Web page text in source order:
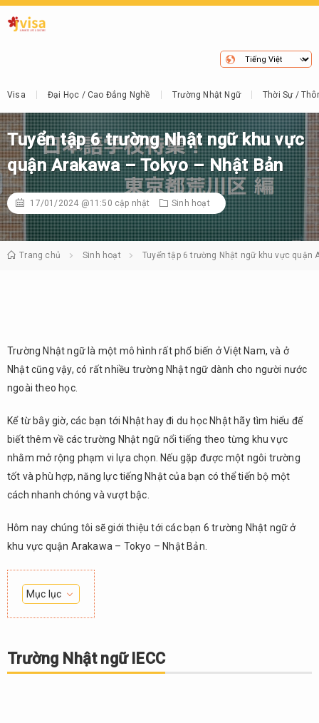
Visa Đại Học / Cao Đẳng Nghề Trường Nhật Ngữ Thời Sự /
Tuyển tập 6 trường Nhật ngữ khu vực
quận Arakawa – Tokyo – Nhật Bản
17/01/2024 @11:50 cập nhật Sinh hoạt
Trang chủ Sinh hoạt Tuyển tập 6 trường Nhật ngữ khu vực quận
Trường Nhật ngữ là một mô hình rất phổ biến ở Việt Nam, và ở
Nhật cũng vậy, có rất nhiều trường Nhật ngữ dành cho người nước
ngoài theo học.
Kể từ bây giờ, các bạn tới Nhật hay đi du học Nhật hãy tìm hiểu để
biết thêm về các trường Nhật ngữ nổi tiếng theo từng khu vực
nhằm mở rộng phạm vi lựa chọn. Nếu gặp được một ngôi trường
tốt và phù hợp, năng lực tiếng Nhật của bạn có thể tiến bộ một
cách nhanh chóng và vượt bậc.
Hôm nay chúng tôi sẽ giới thiệu tới các bạn 6 trường Nhật ngữ ở
khu vực quận Arakawa – Tokyo – Nhật Bản.
Mục lục
1.
Nhật
ngữ
Trường Nhật ngữ IECC